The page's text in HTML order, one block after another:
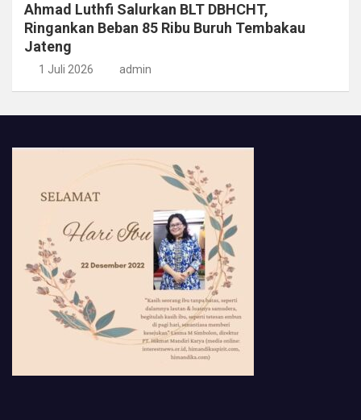
Ahmad Luthfi Salurkan BLT DBHCHT,
Ringankan Beban 85 Ribu Buruh Tembakau
Jateng
1 Juli 2026 admin